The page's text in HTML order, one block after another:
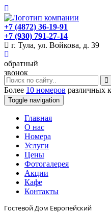
+7 (4872) 36-19-91
+7 (930) 791-27-14
г. Тула, ул. Войкова, д. 39
обратный
звонок
Более 10 номеров различных
Toggle navigation
Главная
O нас
Номера
Услуги
Цены
Фотогалерея
Акции
Кафе
Контакты
Гостевой Дом Европейский